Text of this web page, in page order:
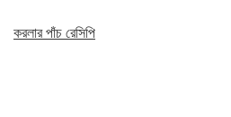
করলার পাঁচ রেসিপি